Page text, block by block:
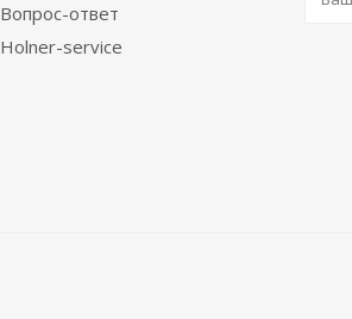
Вопрос-ответ
Holner-service